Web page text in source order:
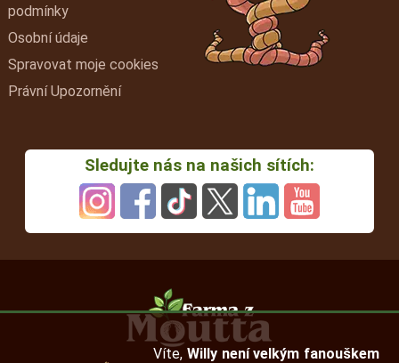
podmínky
Osobní údaje
Spravovat moje cookies
Právní Upozornění
Sledujte nás na našich sítích:
Víte, Willy není velkým fanouškem